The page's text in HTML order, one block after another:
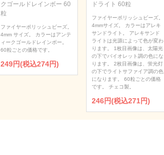
クゴールドレインボー 60
粒
ファイヤーポリッシュビーズ。
4mm サイズ。 カラーはアンテ
ィークゴールドレインボー。
60粒ごとの価格です。
249円(税込274円)
ドライト 60粒
ファイヤーポリッシュビーズ。
4mmサイズ。 カラーはアレキ
サンドライト。 アレキサンド
ライトは光源によって色が変わ
ります。 1枚目画像は、太陽光
の下でバイオレット調の色にな
ります。 2枚目画像は、蛍光灯
の下でライトサファイア調の色
になります。 60粒ごとの価格
です。 チェコ製。
246円(税込271円)